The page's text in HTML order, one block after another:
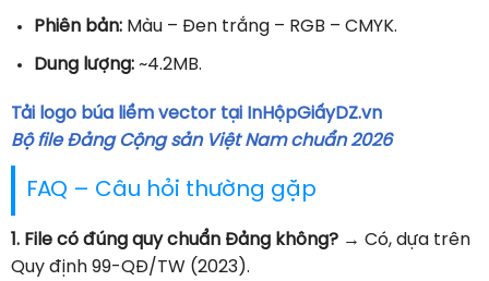
Phiên bản:Màu – Đen trắng – RGB – CMYK.
Dung lượng:~4.2MB.
Tải logo búa liềm vector tại InHộpGiấyDZ.vn
Bộ file Đảng Cộng sản Việt Nam chuẩn 2026
FAQ – Câu hỏi thường gặp
1. File có đúng quy chuẩn Đảng không? → Có, dựa trên
Quy định 99-QĐ/TW (2023).